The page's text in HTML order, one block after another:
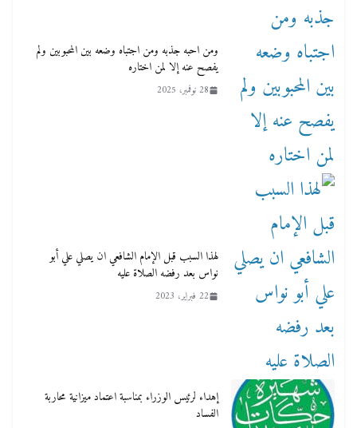
ومن احبه جذبه ومن اجتباه وضعه بين المحبوبين ولم
يفصح عنه إلا لمن اختاره
28 نوفمبر، 2025
لهذا السبب قبل الإمام الشافعي ان يصلي علي أبو
نواس بعد رفضه الصلاة عليه
22 فبراير، 2023
إهداء لرئيس الوزراء بمناسبة اعتماد ميزانية محاربة
الفساد